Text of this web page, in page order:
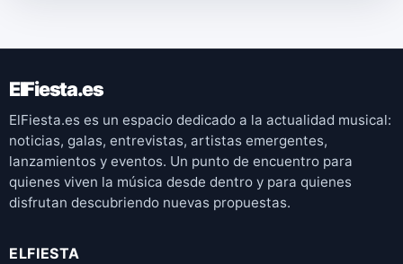
ElFiesta.es
ElFiesta.es es un espacio dedicado a la actualidad musical:
noticias, galas, entrevistas, artistas emergentes,
lanzamientos y eventos. Un punto de encuentro para
quienes viven la música desde dentro y para quienes
disfrutan descubriendo nuevas propuestas.
ELFIESTA